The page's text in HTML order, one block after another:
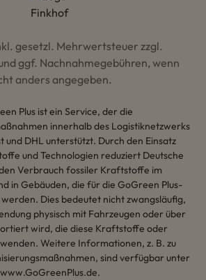
gesetzl. Mehrwertsteuer zzgl.
ggf. Nachnahmegebühren, wenn
anders angegeben.
Plus ist ein Service, der die
innerhalb des Logistiknetzwerks
und DHL unterstützt. Durch den Einsatz
und Technologien reduziert Deutsche
Verbrauch fossiler Kraftstoffe im
in Gebäuden, die für die GoGreen Plus-
Dies bedeutet nicht zwangsläufig,
physisch mit Fahrzeugen oder über
wird, die diese Kraftstoffe oder
Weitere Informationen, z. B. zu
sind verfügbar unter
www.GoGreenPlus.de.